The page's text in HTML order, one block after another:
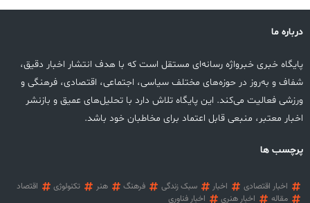
درباره ما
پایگاه خبری خبرواژه رسانه‌ای مستقل است که با هدف انتشار اخبار دقیق،
شفاف و به‌روز در حوزه‌های مختلف سیاسی، اجتماعی، اقتصادی، فرهنگی و
ورزشی فعالیت می‌کند. این پایگاه تلاش دارد با تحلیل‌های عمیق و بازنشر
اخبار معتبر، منبعی قابل اعتماد برای مخاطبان خود باشد.
پرچسب ها
اخبار اقتصادی اخبار سبک زندگی فرهنگ هنر تکنولوژی
اقتصاد
مقاله
اخبار هنری اخبار فناوری